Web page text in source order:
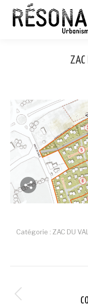
ZAC
Catégorie : ZAC DU
album